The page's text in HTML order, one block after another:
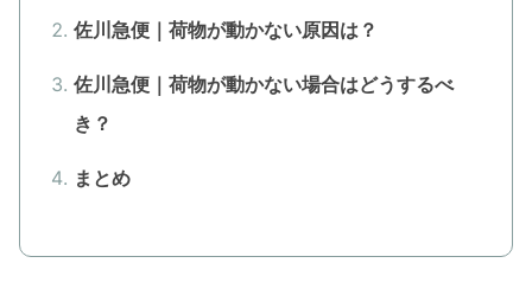
佐川急便｜荷物が動かない原因は？
佐川急便｜荷物が動かない場合はどうするべ
き？
まとめ